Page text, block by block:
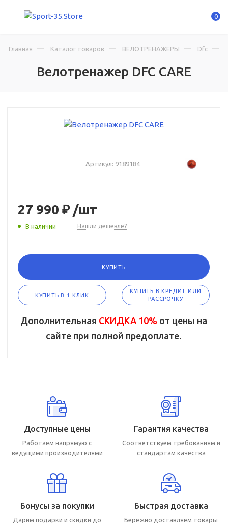
0
Велотренажер DFC CARE
Главная Каталог товаров ВЕЛОТРЕНАЖЕРЫ Dfc
Артикул: 9189184
27 990 ₽/шт
В наличии Нашли дешевле?
КУПИТЬ
КУПИТЬ В 1 КЛИК
КУПИТЬ В КРЕДИТ ИЛИ
РАССРОЧКУ
Дополнительная СКИДКА 10% от цены на
сайте при полной предоплате.
Доступные цены
Работаем напрямую с
ведущими производителями
Гарантия качества
Соответствуем требованиям и
стандартам качества
Бонусы за покупки
Дарим подарки и скидки до
Быстрая доставка
Бережно доставляем товары